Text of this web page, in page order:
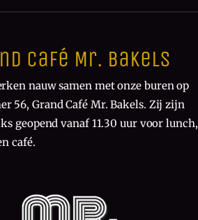
Café Mr. Bakels
nauw samen met onze buren op
56, Grand Café Mr. Bakels. Zij zijn
geopend vanaf 11.30 uur voor lunch,
café.